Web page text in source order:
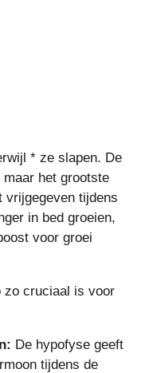
* ze slapen. De
maar het grootste
vrijgegeven tijdens
in bed groeien,
voor groei
zo cruciaal is voor
De hypofyse geeft
tijdens de